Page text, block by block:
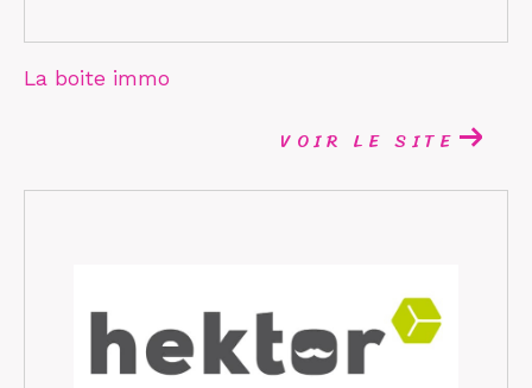
La boite immo
VOIR LE SITE